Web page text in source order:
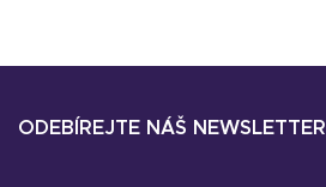
ODEBÍREJTE NÁŠ NEWSLETTER